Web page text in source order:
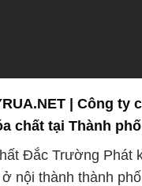
| Công ty
chất tại Thành
Đắc Trường Phát
nội thành thành